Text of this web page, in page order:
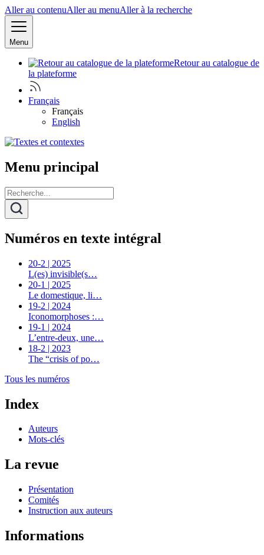
Aller au contenuAller au menuAller à la recherche
Menu
Retour au catalogue de
la plateforme
Français
Français
English
Menu principal
Numéros en texte intégral
20-2 | 2025
L(es) invisible(s…
20-1 | 2025
Le domestique, li…
19-2 | 2024
Iconomorphoses :…
19-1 | 2024
L’entre-deux, une…
18-2 | 2023
The “crisis of po…
Tous les numéros
Index
Auteurs
Mots-clés
La revue
Présentation
Comités
Instruction aux auteurs
Informations